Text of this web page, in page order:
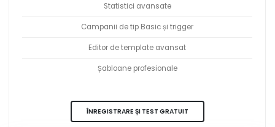
Statistici avansate
Campanii de tip Basic și trigger
Editor de template avansat
Șabloane profesionale
ÎNREGISTRARE ȘI TEST GRATUIT